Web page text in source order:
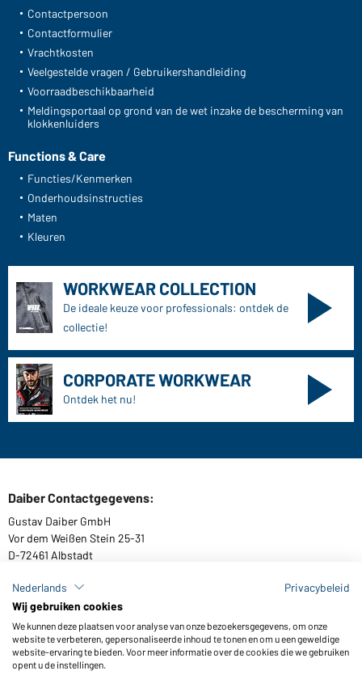
Contactpersoon
Contactformulier
Vrachtkosten
Veelgestelde vragen / Gebruikershandleiding
Voorraadbeschikbaarheid
Meldingsportaal op grond van de wet inzake de bescherming van
klokkenluiders
Functions & Care
Functies/Kenmerken
Onderhoudsinstructies
Maten
Kleuren
WORKWEAR COLLECTION
De ideale keuze voor professionals: ontdek de
collectie!
CORPORATE WORKWEAR
Ontdek het nu!
Daiber Contactgegevens:
Gustav Daiber GmbH
Vor dem Weißen Stein 25-31
D-72461 Albstadt
Catalogi downloaden of bestellen
Naar de catalogi
Nederlands
Privacybeleid
Wij gebruiken cookies
We kunnen deze plaatsen voor analyse van onze bezoekersgegevens, om onze
website te verbeteren, gepersonaliseerde inhoud te tonen en om u een geweldige
website-ervaring te bieden. Voor meer informatie over de cookies die we gebruiken
opent u de instellingen.